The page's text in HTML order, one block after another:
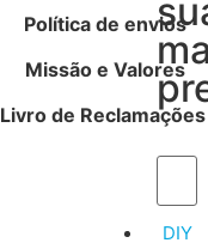
DIY
Política de envios
Missão e Valores
Livro de Reclamações